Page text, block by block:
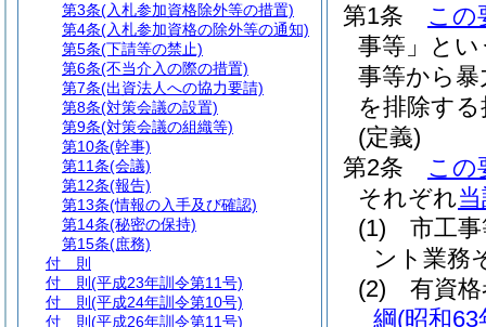
第1条
この
事等」とい
事等から暴
を排除す
(定義)
第2条
この
それぞれ
(1)
市工
ント業務
(2)
有資
綱(昭和
第3条(入札参加資格除外等の措置)
第4条(入札参加資格の除外等の通知)
第5条(下請等の禁止)
第6条(不当介入の際の措置)
第7条(出資法人への協力要請)
第8条(対策会議の設置)
第9条(対策会議の組織等)
第10条(幹事)
第11条(会議)
第12条(報告)
第13条(情報の入手及び確認)
第14条(秘密の保持)
第15条(庶務)
付 則
付 則 (平成23年訓令第11号)
付 則 (平成24年訓令第10号)
付 則 (平成26年訓令第11号)